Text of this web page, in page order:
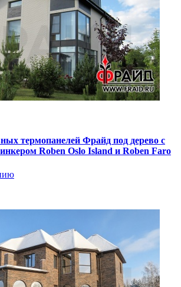
термопанелей Фрайд под дерево с
Roben Oslo Island и Roben Faro